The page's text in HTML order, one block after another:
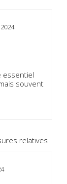
essentiel
souvent